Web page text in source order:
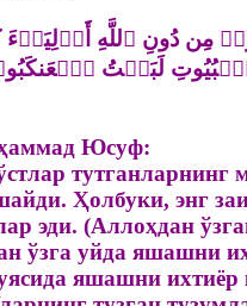
مِن دُونِ ٱللَّهِ
لَبَیۡتُ
Юсуф:
тутганларнинг
Ҳолбуки, энг
эди. (Аллоҳдан
ўзга уйда яшашни
яшашни ихтиёр